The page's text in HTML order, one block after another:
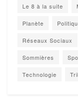
Le 8 à la suite
Planète
Réseaux Sociaux
Sommières
Technologie